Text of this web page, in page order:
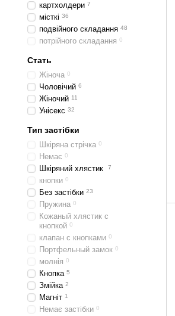
картхолдери 7
місткі 36
подвійного складання 48
потрійного складання 0
Стать
Жіноча 0
Чоловічий 6
Жіночий 11
Унісекс 32
Тип застібки
Шкіряна стрічка 0
Немає 0
Шкіряний хлястик 7
кнопки 0
Без застібки 23
Пружина 0
Кожаный хлястик с
кнопкой 0
клапан с кнопками 0
Портфельный замок 0
молнія 0
Кнопка 5
Змійка 2
Магніт 1
Немає застібки 0